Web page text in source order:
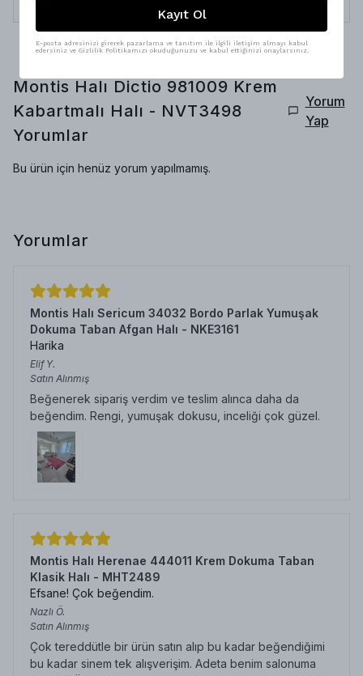
10 İş Günü
Montis Halı Dictio 981009 Krem
Kabartmalı Halı - NVT3498
Yorumlar
Yorum
Yap
Bu ürün için henüz yorum yapılmamış.
Yorumlar
Montis Halı Sericum 34032 Bordo Parlak Yumuşak
Dokuma Taban Afgan Halı - NKE3161
Harika
Elif Y.
Satın Alınmış
Beğenerek sipariş verdim ve teslim alınca daha da
beğendim. Rengi, yumuşak dokusu, inceliği çok güzel.
Montis Halı Herenae 444011 Krem Dokuma Taban
Klasik Halı - MHT2489
Efsane! Çok beğendim.
Nazlı Ö.
Satın Alınmış
Çok tereddütle bir ürün satın alıp bu kadar beğendiğimi
bu kadar sinem tek alışverişim. Adeta benim salonuma
Kayıt Ol
E-posta adresinizi girerek pazarlama ve tanıtım ile ilgili iletişim almayı kabul
edersiniz ve Gizlilik Politikamızı okuduğunuzu ve kabul ettiğinizi onaylarsınız.